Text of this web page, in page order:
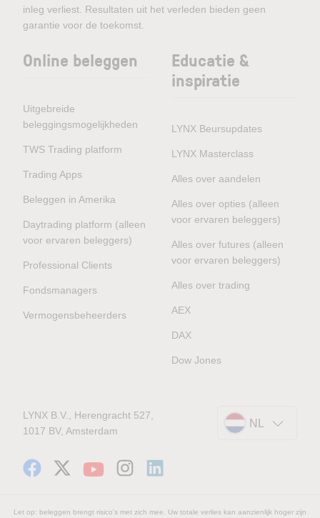
inleg verliest. Resultaten uit het verleden bieden geen
garantie voor de toekomst.
Online beleggen
Uitgebreide
beleggingsmogelijkheden
TWS Trading platform
Trading Apps
Beleggen in Amerika
Daytrading platform (alleen
voor ervaren beleggers)
Professional Clients
Fondsmanagers
Vermogensbeheerders
Educatie &
inspiratie
LYNX Beursupdates
LYNX Masterclass
Alles over aandelen
Alles over opties (alleen
voor ervaren beleggers)
Alles over futures (alleen
voor ervaren beleggers)
Alles over trading
AEX
DAX
Dow Jones
LYNX B.V., Herengracht 527,
1017 BV, Amsterdam
NL
Let op: beleggen brengt risico's met zich mee. Uw totale verlies kan aanzienlijk hoger zijn